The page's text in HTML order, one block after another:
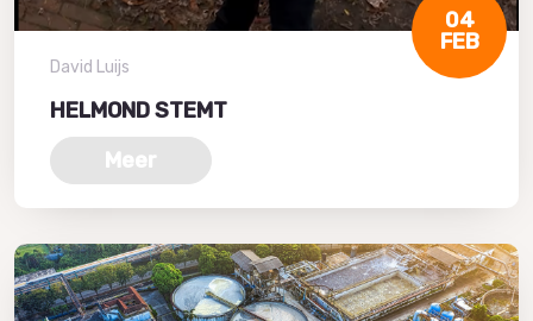
04
FEB
David Luijs
HELMOND STEMT
Meer